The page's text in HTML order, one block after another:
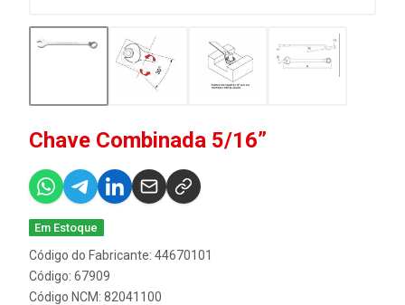
Chave Combinada 5/16”
Em Estoque
Código do Fabricante: 44670101
Código: 67909
Código NCM: 82041100